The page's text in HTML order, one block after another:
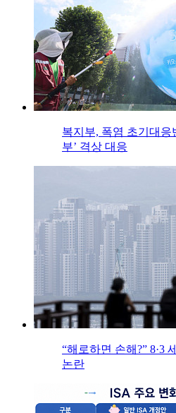
복지부, 폭염 초기대
부’ 격상 대응
“해로하면 손해?” 8·3
논란